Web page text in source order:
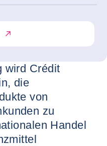
wird Crédit
die
von
zu
Handel